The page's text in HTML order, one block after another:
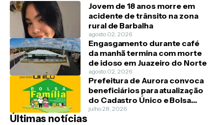
Jovem de 18 anos morre em
acidente de trânsito na zona
rural de Barbalha
agosto 02, 2026
Engasgamento durante café
da manhã termina com morte
de idoso em Juazeiro do Norte
agosto 02, 2026
Prefeitura de Aurora convoca
beneficiários para atualização
do Cadastro Único e Bolsa
Família
julho 28, 2026
Últimas notícias